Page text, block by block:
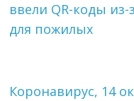
ввели QR-коды
для пожилых
Коронавирус, 14